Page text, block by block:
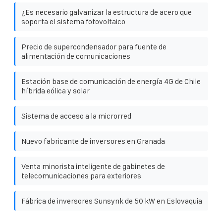
¿Es necesario galvanizar la estructura de acero que
soporta el sistema fotovoltaico
Precio de supercondensador para fuente de
alimentación de comunicaciones
Estación base de comunicación de energía 4G de Chile
híbrida eólica y solar
Sistema de acceso a la microrred
Nuevo fabricante de inversores en Granada
Venta minorista inteligente de gabinetes de
telecomunicaciones para exteriores
Fábrica de inversores Sunsynk de 50 kW en Eslovaquia